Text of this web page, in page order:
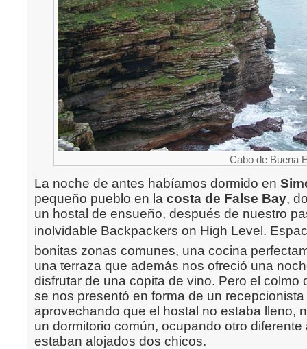
Cabo de Buena
La noche de antes habíamos dormido en
pequeño pueblo en la costa de False Bay,
un hostal de ensueño, después de nuestro
inolvidable Backpackers on High Level.
bonitas zonas comunes, una cocina
una terraza que además nos ofreció una
disfrutar de una copita de vino. Pero el colmo
se nos presentó en forma de un
aprovechando que el hostal no estaba lleno,
un dormitorio común, ocupando otro diferente
estaban alojados dos chicos.